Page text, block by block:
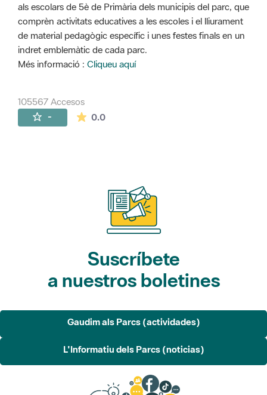
als escolars de 5è de Primària dels municipis del parc, que
comprèn activitats educatives a les escoles i el lliurament
de material pedagògic específic i unes festes finals en un
indret emblemàtic de cada parc.
Més informació : Cliqueu aquí
105567 Accesos
- 0.0La valoración media es de 0 estrellas de
Suscríbete
a nuestros boletines
Gaudim als Parcs (actividades)
L'Informatiu dels Parcs (noticias)